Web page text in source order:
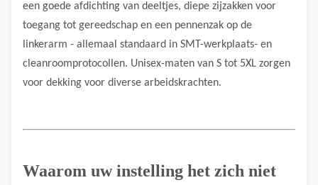
een goede afdichting van deeltjes, diepe zijzakken voor
toegang tot gereedschap en een pennenzak op de
linkerarm - allemaal standaard in SMT-werkplaats- en
cleanroomprotocollen. Unisex-maten van S tot 5XL zorgen
voor dekking voor diverse arbeidskrachten.
Waarom uw instelling het zich niet